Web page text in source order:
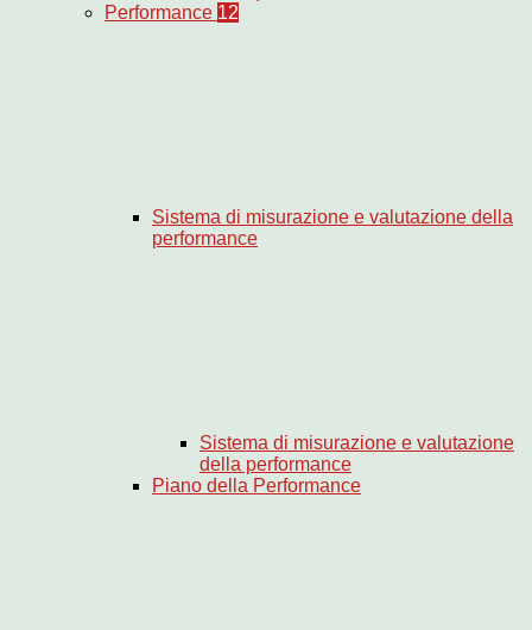
Performance 12
Sistema di misurazione e valutazione della
performance
Sistema di misurazione e valutazione
della performance
Piano della Performance